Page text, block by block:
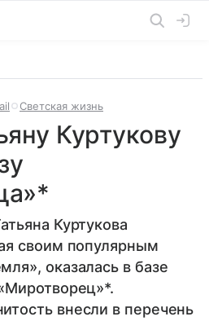
Светская жизнь
Куртукову
Куртукова
своим популярным
оказалась в базе
внесли в перечень